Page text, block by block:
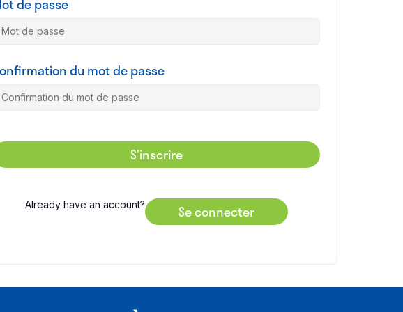
de passe
du mot de passe
S’inscrire
Already have an account? Se connecter